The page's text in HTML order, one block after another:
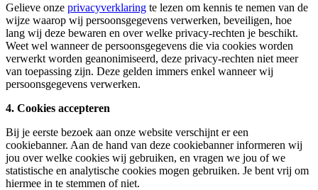
Gelieve onze privacyverklaring te lezen om kennis te nemen van de
wijze waarop wij persoonsgegevens verwerken, beveiligen, hoe
lang wij deze bewaren en over welke privacy-rechten je beschikt.
Weet wel wanneer de persoonsgegevens die via cookies worden
verwerkt worden geanonimiseerd, deze privacy-rechten niet meer
van toepassing zijn. Deze gelden immers enkel wanneer wij
persoonsgegevens verwerken.
4. Cookies accepteren
Bij je eerste bezoek aan onze website verschijnt er een
cookiebanner. Aan de hand van deze cookiebanner informeren wij
jou over welke cookies wij gebruiken, en vragen we jou of we
statistische en analytische cookies mogen gebruiken. Je bent vrij om
hiermee in te stemmen of niet.